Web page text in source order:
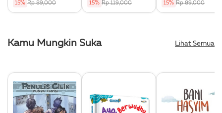
15% Rp 89,000 15% Rp 119,000 15% Rp 89,000
Kamu Mungkin Suka Lihat Semua